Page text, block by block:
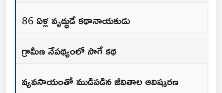
86 ఏళ్ల వృద్ధుడే కథానాయకుడు
గ్రామీణ నేపథ్యంలో సాగే కథ
వ్యవసాయంతో ముడిపడిన జీవితాల ఆవిష్కరణ